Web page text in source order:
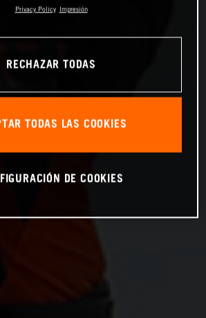
Privacy Policy Impresión
RECHAZAR TODAS
TODAS LAS COOKIES
DE COOKIES